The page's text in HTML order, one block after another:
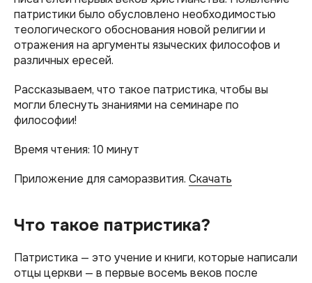
патристики было обусловлено необходимостью
теологического обоснования новой религии и
отражения на аргументы языческих философов и
различных ересей.
Рассказываем, что такое патристика, чтобы вы
могли блеснуть знаниями на семинаре по
философии!
Время чтения: 10 минут
Приложение для саморазвития. Скачать
Что такое патристика?
Патристика — это учение и книги, которые написали
отцы церкви — в первые восемь веков после